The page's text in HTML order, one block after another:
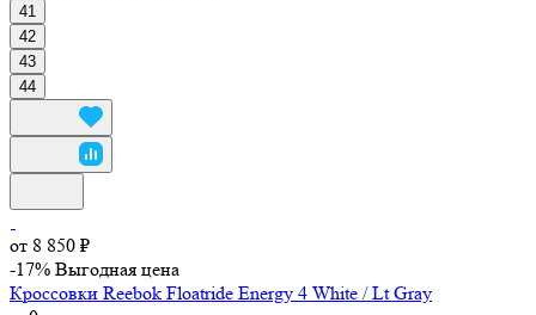
41
42
43
44
от 8 850 ₽
-17% Выгодная цена
Кроссовки Reebok Floatride Energy 4 White / Lt Gray